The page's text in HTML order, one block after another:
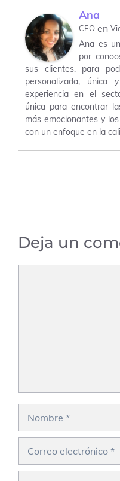
Ana
CEO en
Ana es
por
sus clientes, para
personalizada, única
experiencia en el
única para encontrar
más emocionantes y
con un enfoque en la
Deja un